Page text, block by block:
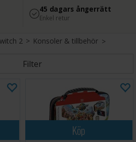
Säker betalning
med Svea
45 dagars ångerrätt
Enkel retur
2> Konsoler & tillbehör
Filter
Köp